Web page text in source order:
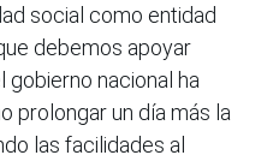
social como entidad
debemos apoyar
nacional ha
prolongar un día más la
las facilidades al